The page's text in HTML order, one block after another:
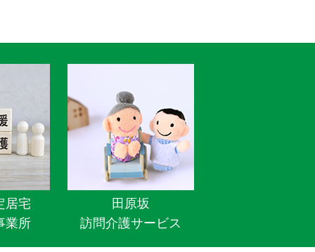
居宅
業所
田原坂
訪問介護サービス